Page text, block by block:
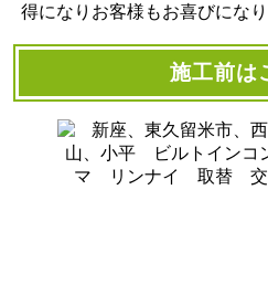
得になりお客様もお喜びになり
施工前は